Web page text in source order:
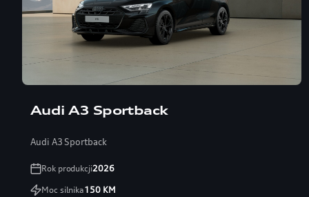
Audi A3 Sportback
Audi A3 Sportback
Rok produkcji2026
Moc silnika150KM